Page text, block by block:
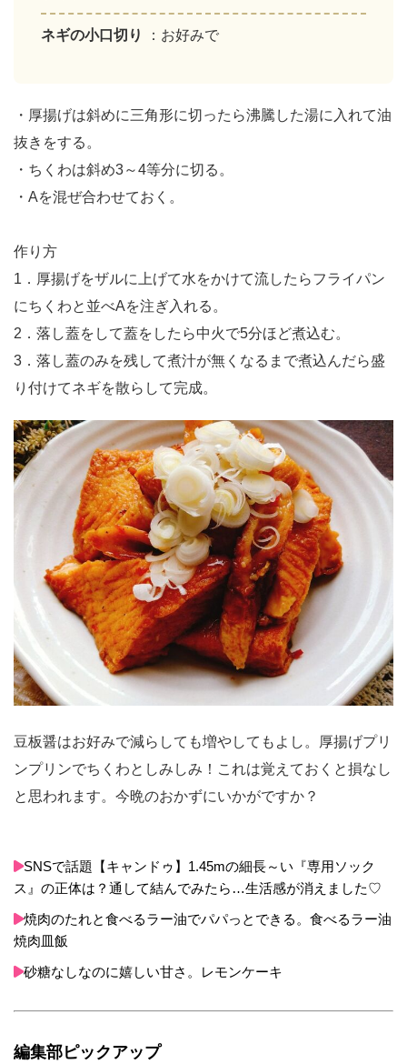
ネギの小口切り ：お好みで
・厚揚げは斜めに三角形に切ったら沸騰した湯に入れて油
抜きをする。
・ちくわは斜め3～4等分に切る。
・Aを混ぜ合わせておく。
作り方
1．厚揚げをザルに上げて水をかけて流したらフライパン
にちくわと並べAを注ぎ入れる。
2．落し蓋をして蓋をしたら中火で5分ほど煮込む。
3．落し蓋のみを残して煮汁が無くなるまで煮込んだら盛
り付けてネギを散らして完成。
豆板醤はお好みで減らしても増やしてもよし。厚揚げプリ
ンプリンでちくわとしみしみ！これは覚えておくと損なし
と思われます。今晩のおかずにいかがですか？
SNSで話題【キャンドゥ】1.45mの細長～い『専用ソック
ス』の正体は？通して結んでみたら…生活感が消えました♡
焼肉のたれと食べるラー油でパパっとできる。食べるラー油
焼肉皿飯
砂糖なしなのに嬉しい甘さ。レモンケーキ
編集部ピックアップ